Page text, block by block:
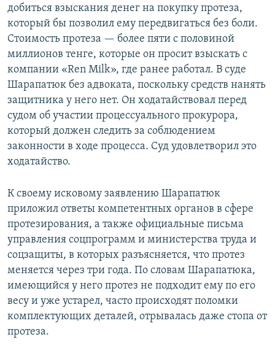
добиться взыскания денег на покупку протеза,
который бы позволил ему передвигаться без боли.
Стоимость протеза — более пяти с половиной
миллионов тенге, которые он просит взыскать с
компании «Ren Milk», где ранее работал. В суде
Шарапатюк без адвоката, поскольку средств нанять
защитника у него нет. Он ходатайствовал перед
судом об участии процессуального прокурора,
который должен следить за соблюдением
законности в ходе процесса. Суд удовлетворил это
ходатайство.
К своему исковому заявлению Шарапатюк
приложил ответы компетентных органов в сфере
протезирования, а также официальные письма
управления соцпрограмм и министерства труда и
соцзащиты, в которых разъясняется, что протез
меняется через три года. По словам Шарапатюка,
имеющийся у него протез не подходит ему по его
весу и уже устарел, часто происходят поломки
комплектующих деталей, отрывалась даже стопа от
протеза.